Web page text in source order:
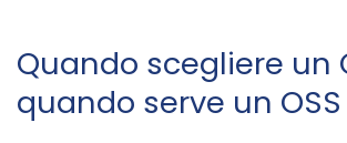
Quando scegliere un
quando serve un OSS